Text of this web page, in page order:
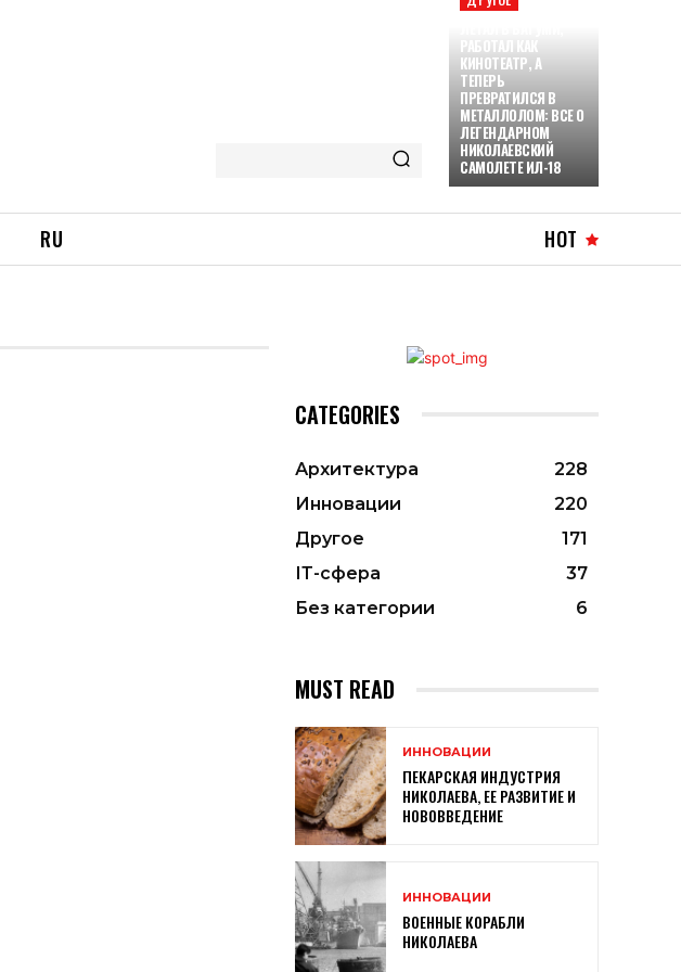
РАБОТАЛ КАК
КИНОТЕАТР, А
ТЕПЕРЬ
ПРЕВРАТИЛСЯ В
МЕТАЛЛОЛОМ: ВСЕ О
ЛЕГЕНДАРНОМ
НИКОЛАЕВСКИЙ
САМОЛЕТЕ ИЛ-18
RU HOT
CATEGORIES
Архитектура
228
Инновации
220
Другое
171
ІТ-сфера
37
Без категории
6
MUST READ
ИННОВАЦИИ
ПЕКАРСКАЯ ИНДУСТРИЯ
НИКОЛАЕВА, ЕЕ РАЗВИТИЕ И
НОВОВВЕДЕНИЕ
ИННОВАЦИИ
ВОЕННЫЕ КОРАБЛИ
НИКОЛАЕВА